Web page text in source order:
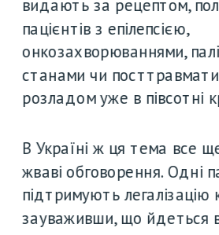
видають за рецептом,
пацієнтів з епілепсією,
онкозахворюваннями,
станами чи
розладом уже в півсотні
В Україні ж ця тема все
жваві обговорення. Одні
підтримують легалізацію
зауваживши, що йдеться